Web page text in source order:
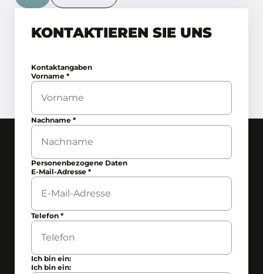
KONTAKTIEREN SIE UNS
Kontaktangaben
Vorname*
Nachname*
Personenbezogene Daten
E-Mail-Adresse*
Telefon*
Ich bin ein:
Ich bin ein: